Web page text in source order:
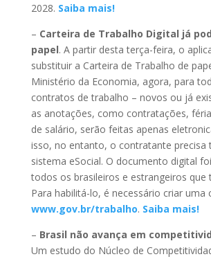
2028. Saiba mais!
– Carteira de Trabalho Digital já
papel. A partir desta terça-feira, o
substituir a Carteira de Trabalho de
Ministério da Economia, agora, para
contratos de trabalho – novos ou já
as anotações, como contratações,
de salário, serão feitas apenas
isso, no entanto, o contratante precisa
sistema eSocial. O documento digital
todos os brasileiros e estrangeiros que
Para habilitá-lo, é necessário criar uma
www.gov.br/trabalho. Saiba mais!
– Brasil não avança em
Um estudo do Núcleo de